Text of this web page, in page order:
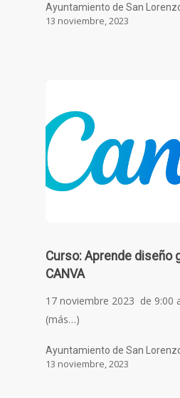
Ayuntamiento de San
13 noviembre, 2023
Curso: Aprende diseño
CANVA
17 noviembre 2023 de 9:00
(más…)
Ayuntamiento de San
13 noviembre, 2023